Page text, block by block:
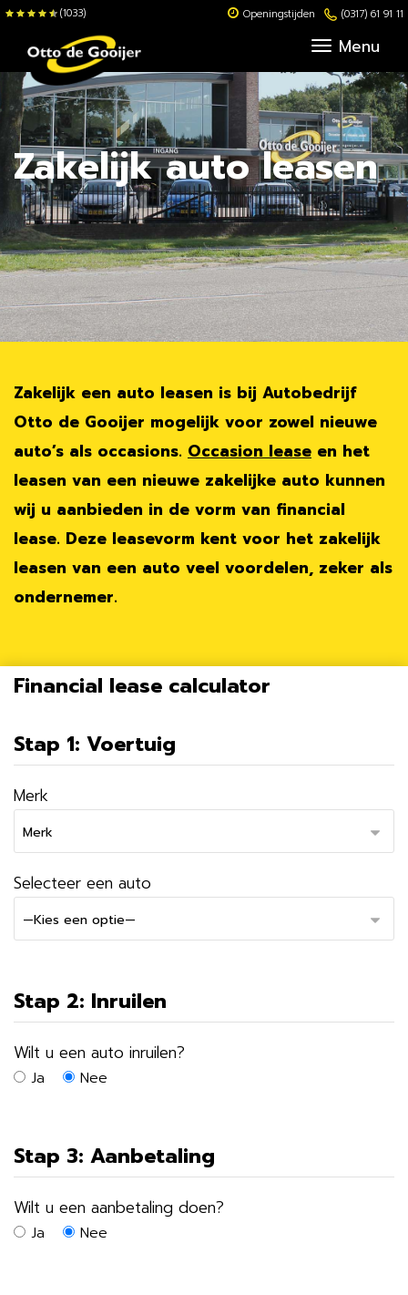
(1033) Openingstijden (0317) 61 91 11
Menu
Zakelijk auto leasen
Zakelijk een auto leasen is bij Autobedrijf
Otto de Gooijer mogelijk voor zowel nieuwe
auto’s als occasions. Occasion lease en het
leasen van een nieuwe zakelijke auto kunnen
wij u aanbieden in de vorm van financial
lease. Deze leasevorm kent voor het zakelijk
leasen van een auto veel voordelen, zeker als
ondernemer.
Financial lease calculator
Stap 1: Voertuig
Merk
Selecteer een auto
Stap 2: Inruilen
Wilt u een auto inruilen?
Ja Nee
Stap 3: Aanbetaling
Wilt u een aanbetaling doen?
Ja Nee